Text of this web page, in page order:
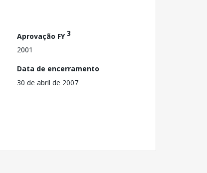
Aprovação FY3
2001
Data de encerramento
30 de abril de 2007